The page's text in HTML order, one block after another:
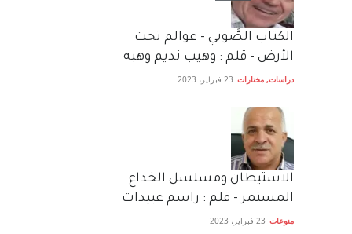
الكتاب الصَّوتي - عوالم تحت
الأرض - قلم : وهيب نديم وهبه
دراسات, مختارات 23 فبراير، 2023
الاستيطان ومسلسل الخداع
المستمر - قلم : راسم عبيدات
منوعات 23 فبراير، 2023